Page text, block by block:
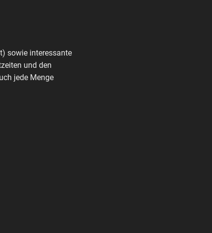
sowie interessante
und den
jede Menge